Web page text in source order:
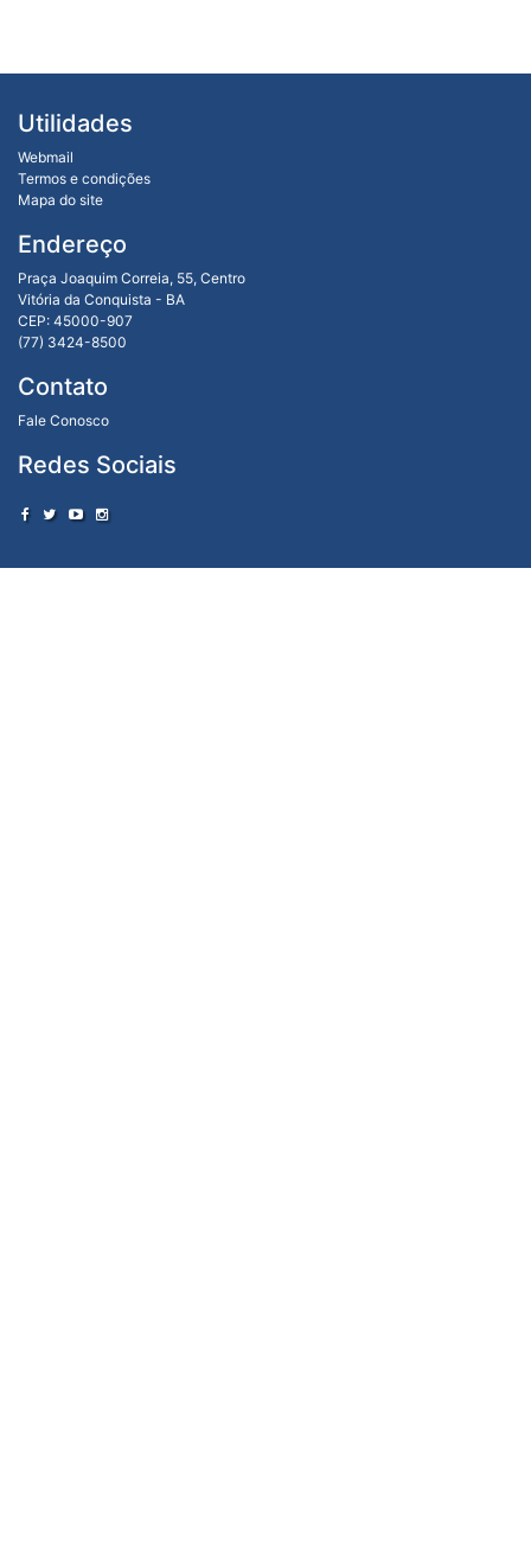
Utilidades
Webmail
Termos e condições
Mapa do site
Endereço
Praça Joaquim Correia, 55, Centro
Vitória da Conquista - BA
CEP: 45000-907
(77) 3424-8500
Contato
Fale Conosco
Redes Sociais